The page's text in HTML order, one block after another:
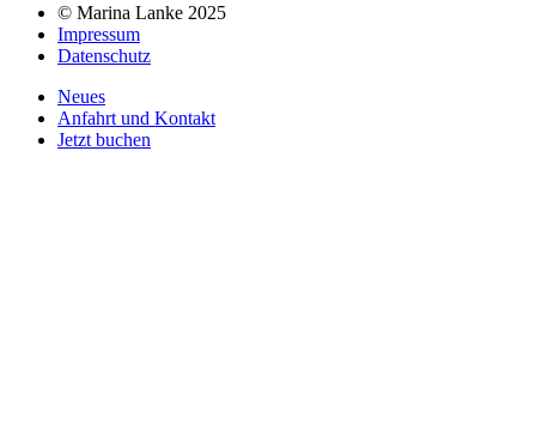
© Marina Lanke 2025
Impressum
Datenschutz
Neues
Anfahrt und Kontakt
Jetzt buchen